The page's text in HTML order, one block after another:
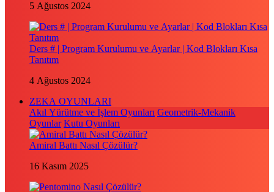
5 Ağustos 2024
Ders # | Program Kurulumu ve Ayarlar | Kod Blokları Kısa
Tanıtım
4 Ağustos 2024
ZEKA OYUNLARI
Akıl Yürütme ve İşlem Oyunları Geometrik-Mekanik
Oyunlar Kutu Oyunları
Amiral Battı Nasıl Çözülür?
16 Kasım 2025